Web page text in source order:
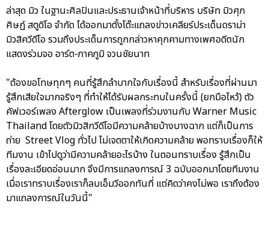
ล่าสุด มิว ในฐานะศิลปินและประธานเจ้าหน้าที่บริหาร บริษัท มิวศุภ
ศิษฏ์ สตูดิโอ จำกัด ได้ออกมาตั้งโต๊ะแถลงข่าวเคลียร์ประเด็นดราม่า
มิวสิควีดีโอ รวมถึงประเด็นการถูกกล่าวหาคุกคามทางเพศอดีตนัก
แสดงร่วมจอ อาร์ต-ภาคภูมิ จวนชัยนาท
"ต้องขอโทษทุกๆ คนที่รู้สึกลำบากใจกับเรื่องนี้ สำหรับเรื่องที่ผ่านมา
รู้สึกเสียใจมากจริงๆ ที่ทำให้ได้รับผลกระทบในครั้งนี้ (ยกมือไหว้) ตัว
คัฟเวอร์เพลง Afterglow เป็นเพลงที่ร่วมงานกับ Warner Music
Thailand โดยตัวมิวสิกวีดีโอมีความคล้ายบ้างบางฉาก แต่ก็เป็นการ
ถ่าย Street Vlog ทั่วไป ไม่เจตตาให้เกิดความคล้าย พอทราบเรื่องก็ให้
ทีมงาน เข้าไปดูว่ามีความคล้ายอะไรบ้าง ในตอนทราบเรื่อง รู้สึกเป็น
เรื่องละเอียดอ่อนมาก จึงมีการแถลงการณ์ 3 ฉบับออกมาโดยทีมงาน
เมื่อเราทราบเรื่องเราก็ลบเอ็มวีออกทันที่ แต่คิดว่าคงไม่พอ เราถึงต้อง
มาแถลงการณ์ในวันนี้"